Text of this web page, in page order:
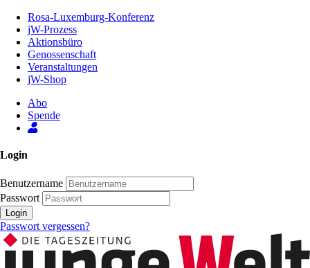
Inhalt
Seite
Rosa-Luxemburg-Konferenz
jW-Prozess
Aktionsbüro
Genossenschaft
Veranstaltungen
jW-Shop
Abo
Spende
Login
Benutzername
Passwort
Login
Passwort vergessen?